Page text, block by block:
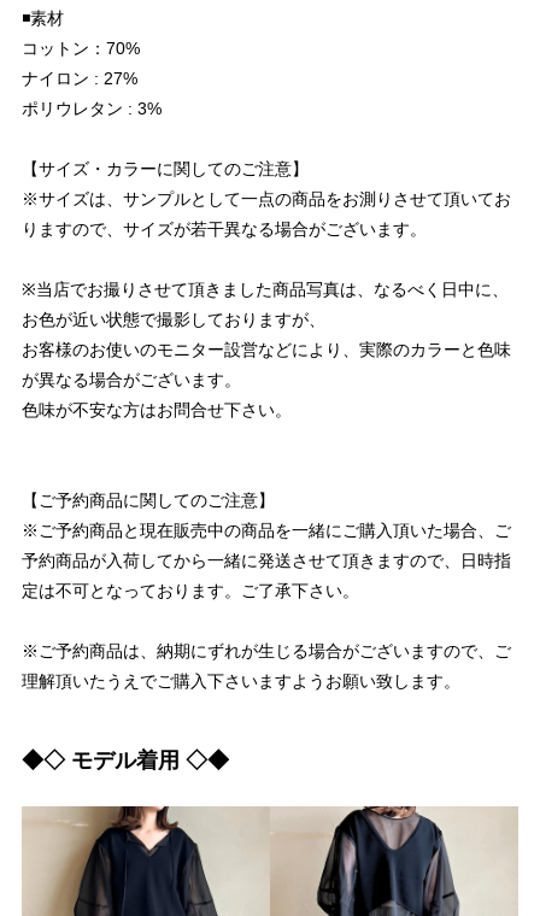
◾️素材
コットン：70%
ナイロン : 27%
ポリウレタン : 3%
【サイズ・カラーに関してのご注意】
※サイズは、サンプルとして一点の商品をお測りさせて頂いてお
りますので、サイズが若干異なる場合がございます。
※当店でお撮りさせて頂きました商品写真は、なるべく日中に、
お色が近い状態で撮影しておりますが、
お客様のお使いのモニター設営などにより、実際のカラーと色味
が異なる場合がございます。
色味が不安な方はお問合せ下さい。
【ご予約商品に関してのご注意】
※ご予約商品と現在販売中の商品を一緒にご購入頂いた場合、ご
予約商品が入荷してから一緒に発送させて頂きますので、日時指
定は不可となっております。ご了承下さい。
※ご予約商品は、納期にずれが生じる場合がございますので、ご
理解頂いたうえでご購入下さいますようお願い致します。
◆◇ モデル着用 ◇◆